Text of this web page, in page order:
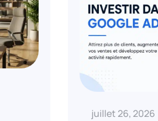
juillet 26, 2026